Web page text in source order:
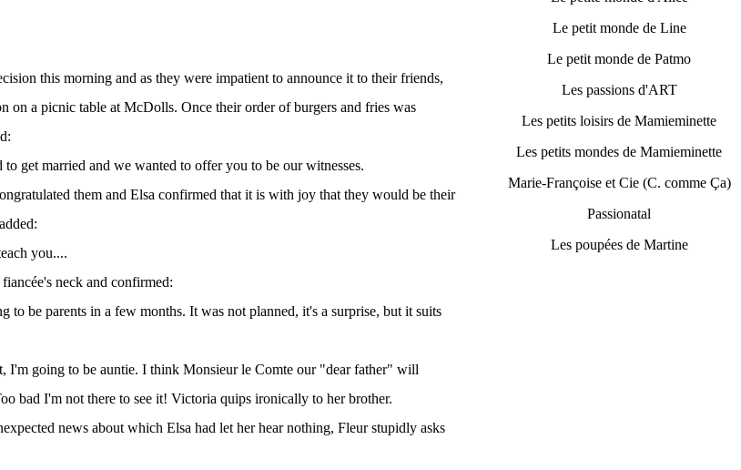
this morning and as they were impatient to announce it to their friends,
on a picnic table at McDolls. Once their order of burgers and fries was
get married and we wanted to offer you to be our witnesses.
them and Elsa confirmed that it is with joy that they would be their
you....
neck and confirmed:
to be parents in a few months. It was not planned, it's a surprise, but it suits
I'm going to be auntie. I think Monsieur le Comte our "dear father" will
bad I'm not there to see it! Victoria quips ironically to her brother.
news about which Elsa had let her hear nothing, Fleur stupidly asks
Le petit monde de Line
Le petit monde de Patmo
Les passions d'ART
Les petits loisirs de Mamieminette
Les petits mondes de Mamieminette
Marie-Françoise et Cie (C. comme Ça)
Passionatal
Les poupées de Martine